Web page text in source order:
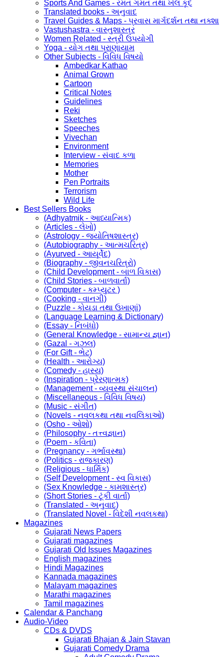
Sports And Games - રમત ગમત તથા ખેલ કૂદ
Translated books - અનુવાદ
Travel Guides & Maps - પ્રવાસ માર્ગદર્શન તથા નક્શા
Vastushastra - વાસ્તુશાસ્ત્ર
Women Related - સ્ત્રી ઉપયોગી
Yoga - યોગ તથા પ્રાણાયામ
Other Subjects - વિવિધ વિષયો
Ambedkar Kathao
Animal Grown
Cartoon
Critical Notes
Guidelines
Reki
Sketches
Speeches
Vivechan
Environment
Interview - સંવાદ કળા
Memories
Mother
Pen Portraits
Terrorism
Wild Life
Best Sellers Books
(Adhyatmik - આધ્યાત્મિક)
(Articles - લેખો)
(Astrology - જ્યોતિષશાસ્ત્ર)
(Autobiography - આત્મચરિત્ર)
(Ayurved - આયૂર્વેદ)
(Biography - જીવનચરિત્રો)
(Child Development - બાળ વિકાસ)
(Child Stories - બાળવાર્તા)
(Computer - કમ્પ્યુટર )
(Cooking - વાનગી)
(Puzzle - કોયડા તથા ઉખાણાં)
(Language Learning & Dictionary)
(Essay - નિબંધો)
(General Knowledge - સામાન્ય જ્ઞાન)
(Gazal - ગઝલ)
(For Gift - ભેટ)
(Health - આરોગ્ય)
(Comedy - હાસ્ય)
(Inspiration - પ્રેરણાત્મક)
(Management - વ્યવસ્થા સંચાલન)
(Miscellaneous - વિવિધ વિષય)
(Music - સંગીત)
(Novels - નવલકથા તથા નવલિકાઓ)
(Osho - ઓશો)
(Philosophy - તત્ત્વજ્ઞાન)
(Poem - કવિતા)
(Pregnancy - ગર્ભાવસ્થા)
(Politics - રાજકારણ)
(Religious - ધાર્મિક)
(Self Development - સ્વ વિકાસ)
(Sex Knowledge - કામશાસ્ત્ર)
(Short Stories - ટૂંકી વાર્તા)
(Translated - અનુવાદ)
(Translated Novel - વિદેશી નવલકથા)
Magazines
Gujarati News Papers
Gujarati magazines
Gujarati Old Issues Magazines
English magazines
Hindi Magazines
Kannada magazines
Malayam magazines
Marathi magazines
Tamil magazines
Calendar & Panchang
Audio-Video
CDs & DVDS
Gujarati Bhajan & Jain Stavan
Gujarati Comedy Drama